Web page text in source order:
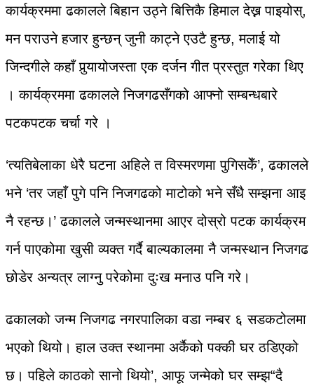
कार्यक्रममा ढकालले बिहान उठ्ने बित्तिकै हिमाल देख्न पाइयोस्,
मन पराउने हजार हुन्छन् जुनी काट्ने एउटै हुन्छ, मलाई यो
जिन्दगीले कहाँ पुर्‍यायोजस्ता एक दर्जन गीत प्रस्तुत गरेका थिए
। कार्यक्रममा ढकालले निजगढसँगको आफ्नो सम्बन्धबारे
पटकपटक चर्चा गरे ।
‘त्यतिबेलाका धेरै घटना अहिले त विस्मरणमा पुगिसकेँ’, ढकालले
भने ‘तर जहाँ पुगे पनि निजगढको माटोको भने सँधै सम्झना आइ
नै रहन्छ।’ ढकालले जन्मस्थानमा आएर दोस्रो पटक कार्यक्रम
गर्न पाएकोमा खुसी व्यक्त गर्दै बाल्यकालमा नै जन्मस्थान निजगढ
छोडेर अन्यत्र लाग्नु परेकोमा दुःख मनाउ पनि गरे।
ढकालको जन्म निजगढ नगरपालिका वडा नम्बर ६ सडकटोलमा
भएको थियो। हाल उक्त स्थानमा अर्कैको पक्की घर ठडिएको
छ। पहिले काठको सानो थियो’, आफू जन्मेको घर सम्झ“दै